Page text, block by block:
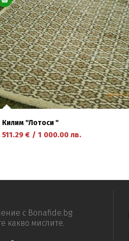
Килим ''Лотоси ''
511.29 € / 1 000.00 лв.
с Bonafide.bg
какво мислите.